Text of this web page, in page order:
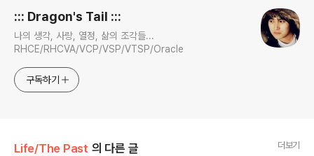
::: Dragon's Tail :::
나의 생각, 사랑, 열정, 삶의 조각들...
RHCE/RHCVA/VCP/VSP/VTSP/Oracle
구독하기
Life/The Past 의 다른 글 더보기